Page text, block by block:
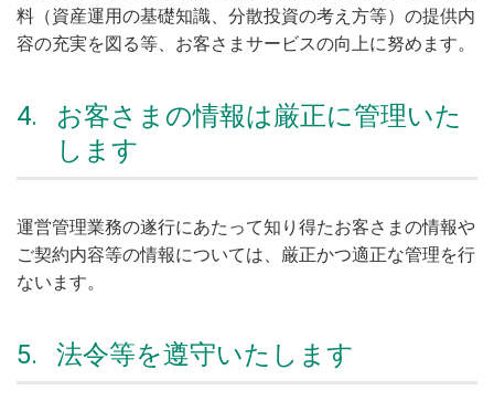
料（資産運用の基礎知識、分散投資の考え方等）の提供内
容の充実を図る等、お客さまサービスの向上に努めます。
4.
お客さまの情報は厳正に管理いた
します
運営管理業務の遂行にあたって知り得たお客さまの情報や
ご契約内容等の情報については、厳正かつ適正な管理を行
ないます。
5. 法令等を遵守いたします